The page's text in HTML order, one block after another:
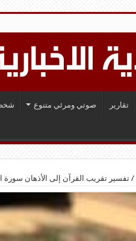
تقارير صوتي ومرئي متنوع
/ تفسير تقريب القرآن إلى الأذهان سورة